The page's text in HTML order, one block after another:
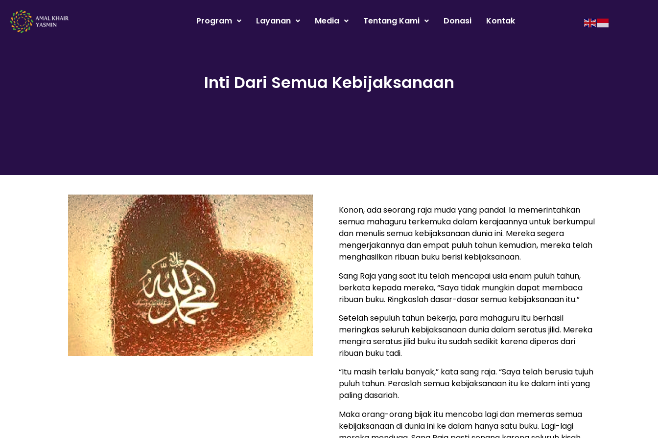
Program Layanan Media Tentang Kami Donasi Kontak
Inti Dari Semua Kebijaksanaan
Konon, ada seorang raja muda yang pandai. Ia memerintahkan
semua mahaguru terkemuka dalam kerajaannya untuk berkumpul
dan menulis semua kebijaksanaan dunia ini. Mereka segera
mengerjakannya dan empat puluh tahun kemudian, mereka telah
menghasilkan ribuan buku berisi kebijaksanaan.
Sang Raja yang saat itu telah mencapai usia enam puluh tahun,
berkata kepada mereka, “Saya tidak mungkin dapat membaca
ribuan buku. Ringkaslah dasar-dasar semua kebijaksanaan itu.”
Setelah sepuluh tahun bekerja, para mahaguru itu berhasil
meringkas seluruh kebijaksanaan dunia dalam seratus jilid. Mereka
mengira seratus jilid buku itu sudah sedikit karena diperas dari
ribuan buku tadi.
“Itu masih terlalu banyak,” kata sang raja. “Saya telah berusia tujuh
puluh tahun. Peraslah semua kebijaksanaan itu ke dalam inti yang
paling dasariah.
Maka orang-orang bijak itu mencoba lagi dan memeras semua
kebijaksanaan di dunia ini ke dalam hanya satu buku. Lagi-lagi